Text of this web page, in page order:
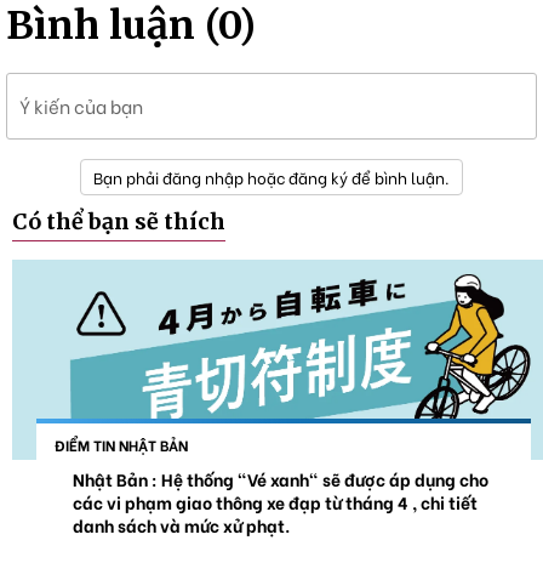
Bình luận (0)
Ý kiến của bạn
Bạn phải đăng nhập hoặc đăng ký để bình luận.
Có thể bạn sẽ thích
ĐIỂM TIN NHẬT BẢN
Nhật Bản : Hệ thống "Vé xanh" sẽ được áp dụng cho
các vi phạm giao thông xe đạp từ tháng 4 , chi tiết
danh sách và mức xử phạt.